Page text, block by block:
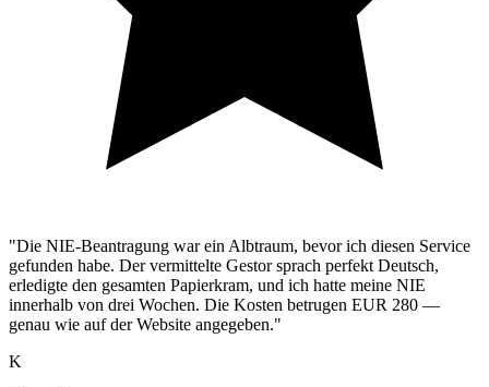
"Die NIE-Beantragung war ein Albtraum, bevor ich diesen Service
gefunden habe. Der vermittelte Gestor sprach perfekt Deutsch,
erledigte den gesamten Papierkram, und ich hatte meine NIE
innerhalb von drei Wochen. Die Kosten betrugen EUR 280 —
genau wie auf der Website angegeben."
K